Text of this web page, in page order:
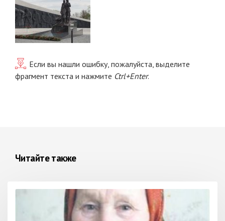
Если вы нашли ошибку, пожалуйста, выделите
фрагмент текста и нажмите Ctrl+Enter.
Читайте также